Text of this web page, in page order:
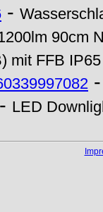
-
90cm
mit FFB IP65
- LED